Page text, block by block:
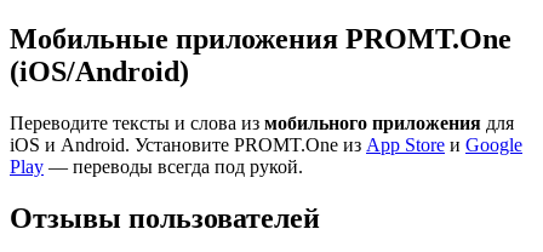
Мобильные приложения PROMT.One
(iOS/Android)
Переводите тексты и слова из мобильного приложения для
iOS и Android. Установите PROMT.One из App Store и Google
Play — переводы всегда под рукой.
Отзывы пользователей